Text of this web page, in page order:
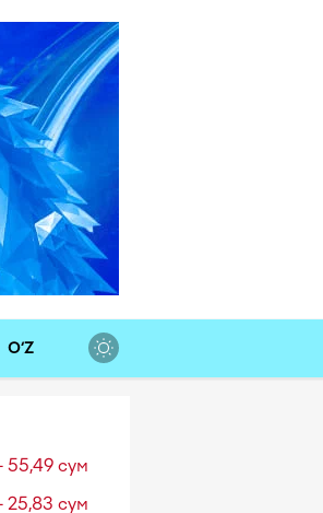
O‘Z
55,49 сум
25,83 сум